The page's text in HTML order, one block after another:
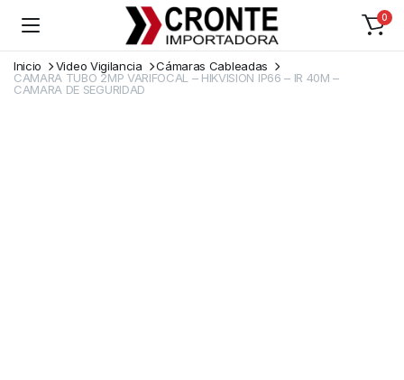
0
Inicio Video Vigilancia
Cámaras Cableadas
CAMARA TUBO 2MP VARIFOCAL – HIKVISION IP66 – IR 40M –
CAMARA DE SEGURIDAD